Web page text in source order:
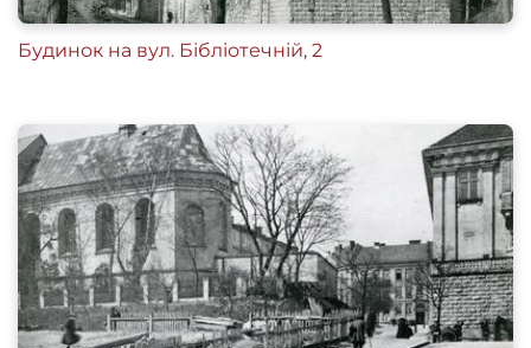
Будинок на вул. Бібліотечній, 2